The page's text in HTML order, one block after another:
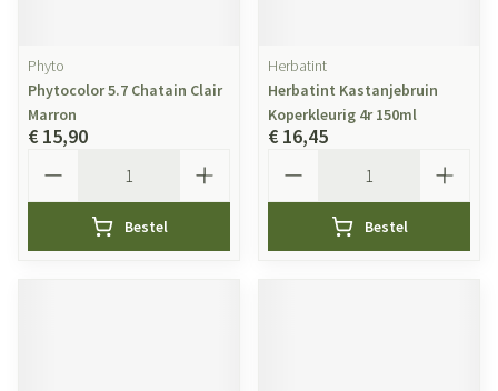
Phyto
Phytocolor 5.7 Chatain Clair
Marron
€ 15,90
Bestel
Herbatint
Herbatint Kastanjebruin
Koperkleurig 4r 150ml
€ 16,45
Bestel